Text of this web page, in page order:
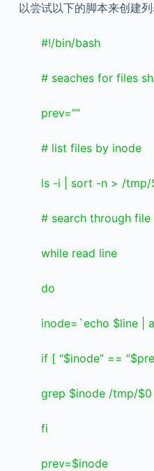
以尝试以下的脚本来创建
#!/bin/bash
# seaches for files
prev=””
# list files by inode
ls -i | sort -n > /tmp/
# search through file
while read line
do
inode=`echo $line |
if [ “$inode” ==
grep $inode /tmp/$0
fi
prev=$inode